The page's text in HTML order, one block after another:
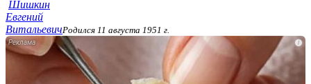
Шишкин
Евгений
ВитальевичРодился 11 августа 1951 г.
i